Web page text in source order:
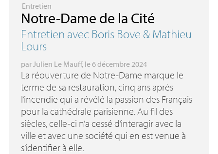
Entretien
Notre-Dame de la Cité
Entretien avec Boris Bove & Mathieu
Lours
par Julien Le Mauff, le 6 décembre 2024
La réouverture de Notre-Dame marque le
terme de sa restauration, cinq ans après
l’incendie qui a révélé la passion des Français
pour la cathédrale parisienne. Au fil des
siècles, celle-ci n’a cessé d’interagir avec la
ville et avec une société qui en est venue à
s’identifier à elle.